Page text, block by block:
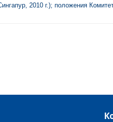
2010 г.); положения